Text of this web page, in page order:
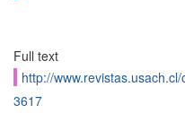
Full text
http://
3617